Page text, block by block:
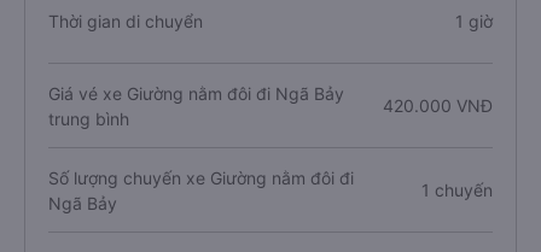
Thời gian di chuyển 1 giờ
Giá vé xe Giường nằm đôi đi Ngã Bảy
trung bình
420.000 VNĐ
Số lượng chuyến xe Giường nằm đôi đi
Ngã Bảy
1 chuyến